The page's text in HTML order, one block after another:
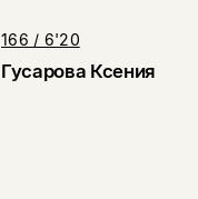
166 / 6'20
Гусарова Ксения